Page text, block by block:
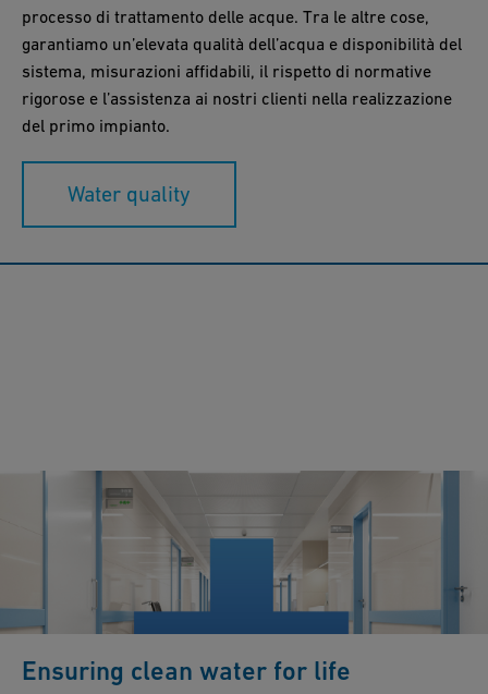
processo di trattamento delle acque. Tra le altre cose,
garantiamo un’elevata qualità dell’acqua e disponibilità del
sistema, misurazioni affidabili, il rispetto di normative
rigorose e l’assistenza ai nostri clienti nella realizzazione
del primo impianto.
Water quality
Ensuring clean water for life